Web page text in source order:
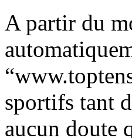
A partir du
sportifs tant
aucun doute